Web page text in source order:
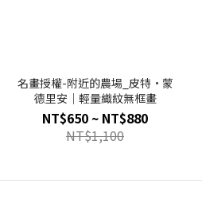
名畫授權-附近的農場_皮特·蒙
德里安｜輕量織紋無框畫
NT$650 ~ NT$880
NT$1,100